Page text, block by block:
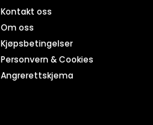
Kontakt oss
Om oss
Kjøpsbetingelser
Personvern & Cookies
Angrerettskjema